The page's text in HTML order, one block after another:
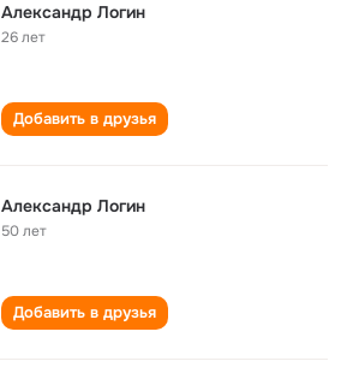
Александр Логин
26 лет
Добавить в друзья
Александр Логин
50 лет
Добавить в друзья